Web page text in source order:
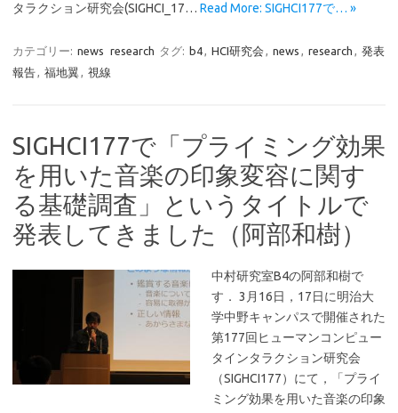
タラクション研究会(SIGHCI_17… Read More: SIGHCI177で… »
カテゴリー: news research タグ: b4, HCI研究会 , news , research , 発表
報告, 福地翼 , 視線
SIGHCI177で「プライミング効果
を用いた音楽の印象変容に関す
る基礎調査」というタイトルで
発表してきました（阿部和樹）
中村研究室B4の阿部和樹で
す． 3月16日，17日に明治大
学中野キャンパスで開催された
第177回ヒューマンコンピュー
タインタラクション研究会
（SIGHCI177）にて，「プライ
ミング効果を用いた音楽の印象